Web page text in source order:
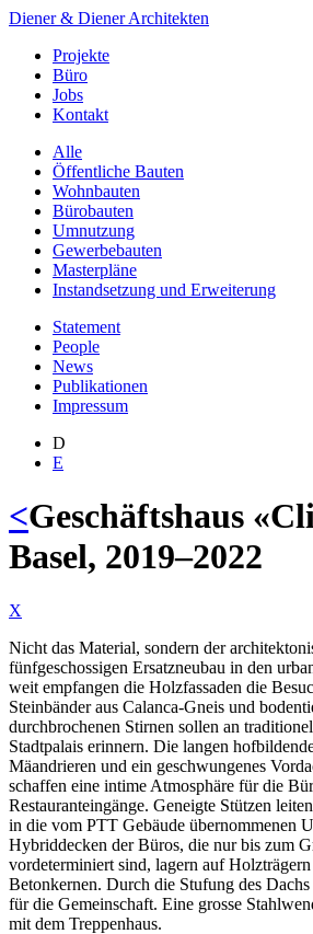
Diener & Diener Architekten
Projekte
Büro
Jobs
Kontakt
Alle
Öffentliche Bauten
Wohnbauten
Bürobauten
Umnutzung
Gewerbebauten
Masterpläne
Instandsetzung und Erweiterung
Statement
People
News
Publikationen
Impressum
D
E
<Geschäftshaus
Basel, 2019–2022
X
Nicht das Material, sondern der
fünfgeschossigen Ersatzneubau in den
weit empfangen die Holzfassaden die
Steinbänder aus Calanca-Gneis und
durchbrochenen Stirnen sollen an
Stadtpalais erinnern. Die langen
Mäandrieren und ein geschwungenes
schaffen eine intime Atmosphäre für die
Restauranteingänge. Geneigte Stützen
in die vom PTT Gebäude übernommenen
Hybriddecken der Büros, die nur bis zum
vordeterminiert sind, lagern auf
Betonkernen. Durch die Stufung des Dachs
für die Gemeinschaft. Eine grosse
mit dem Treppenhaus.